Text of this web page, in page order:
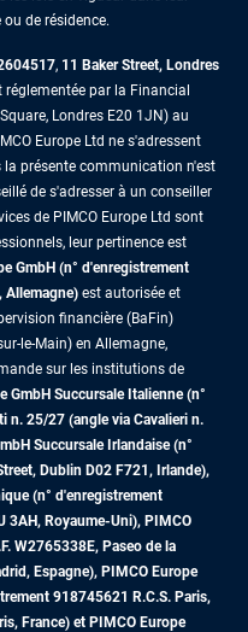
de résidence.
, 11 Baker Street, Londres
réglementée par la Financial
Londres E20 1JN) au
Europe Ltd ne s'adressent
présente communication n'est
de s'adresser à un conseiller
de PIMCO Europe Ltd sont
leur pertinence est
GmbH (n° d'enregistrement
Allemagne) est autorisée et
financière (BaFin)
le-Main) en Allemagne,
sur les institutions de
GmbH Succursale Italienne (n°
n. 25/27 (angle via Cavalieri n.
Succursale Irlandaise (n°
Dublin D02 F721, Irlande),
(n° d'enregistrement
3AH, Royaume-Uni), PIMCO
W2765338E, Paseo de la
Espagne), PIMCO Europe
918745621 R.C.S. Paris,
France) et PIMCO Europe